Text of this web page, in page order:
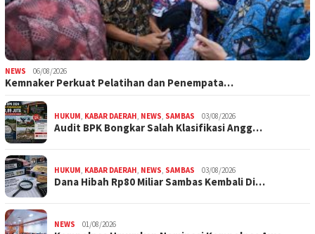
NEWS 06/08/2026
Kemnaker Perkuat Pelatihan dan Penempata…
HUKUM, KABAR DAERAH, NEWS, SAMBAS 03/08/2026
Audit BPK Bongkar Salah Klasifikasi Angg…
HUKUM, KABAR DAERAH, NEWS, SAMBAS 03/08/2026
Dana Hibah Rp80 Miliar Sambas Kembali Di…
NEWS 01/08/2026